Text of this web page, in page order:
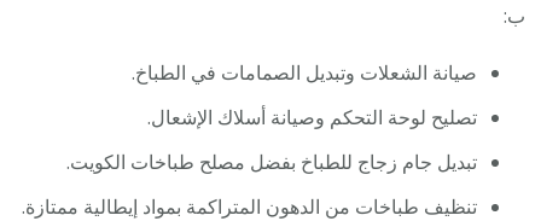
ب:
صيانة الشعلات وتبديل الصمامات في الطباخ.
تصليح لوحة التحكم وصيانة أسلاك الإشعال.
تبديل جام زجاج للطباخ بفضل مصلح طباخات الكويت.
تنظيف طباخات من الدهون المتراكمة بمواد إيطالية ممتازة.